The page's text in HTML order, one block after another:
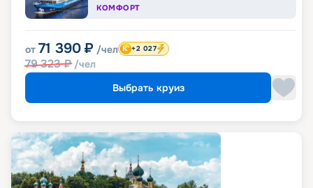
КОМФОРТ
от 71 390 ₽ /чел
79 323₽ /чел
+2 027
Выбрать круиз